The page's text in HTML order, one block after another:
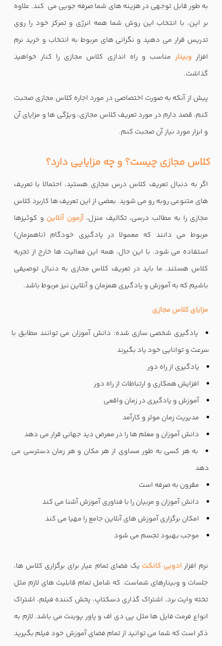
به طور قابل توجهی در هزینه های شما صرفه جویی می کند. علاوه
بر این، با انتخاب این روش شما همه انرژی و تمرکز خود را روی
تدریس قرار می دهید و نگرانی های مربوط به انتخاب و خرید نرم
افزار وبینار مناسب و راه اندازی کلاس مجازی را کنار خواهید
گذاشت.
پیش از آنکه به صورت اختصاصی در مورد اجاره کلاس مجازی صحبت
کنم، قصد دارم در مورد تعریف کلاس مجازی، ویژگی ها و مزایای آن
و ابزار مورد نیاز آن صحبت کنم.
کلاس مجازی چیست؟ و چه مزایایی دارد؟
اگر به دنبال تعریف کلاس درس مجازی هستید، احتمالا با تعریف
های متنوعی روبه رو می شوید. بعضی از این تعریف ها کاربرد کلاس
مجازی را به مطالب درسی، تکالیف منزل،آزمون آنلاین و کوئیزها
مربوط می دانند که معمولا در یادگیری خودگام (ناهمزمان)
استفاده می شود. با این حال، همه این فعالیت ها خارج از تجربه
کلاس هستند. ما باید در تعریف کلاس مجازی به دنبال توصیفی
باشیم که به آموزش و یادگیری همزمان و آنلاین نیز مربوط باشد.
مزایای کلاس مجازی
یادگیری شخصی سازی شده: دانش آموزان می توانند مطابق با
سرعت و توانایی خود یاد بگیرند
یادگیری از راه دور
افزایش همکاری و ارتباطات از راه دور
آموزش و یادگیری در زمان واقعی
مدیریت زمان موثر و کارآمد
دانش آموزان و معلم ها را در معرض دید جهانی قرار می دهد
به هر کسی به طور مساوی از هر مکان و هر زمان دسترسی می
دهد
مقرون به صرفه است
دانش آموزان و مربیان را با فناوری آموزش آشنا می کند
امکان برگزاری آموزش های آنلاین جامع را مهیا می کند
موجب بهبود تجسم می شود
نرم افزار ادوبی کانکت یک فضای تمام عیار برای برگزاری کلاس ها،
جلسات و وبینارهای شماست. که شامل تمام قابلیت های لازم مثل
تخته وایت برد، اشتراک گذاری دسکتاپ، پخش کننده فیلم، اشتراک
انواع فرمت فایل ها مثل پی دی اف و پاور پوینت می باشد. لازم به
ذکر است که شما می توانید از تمام فضای آموزش خود فیلم بگیرید